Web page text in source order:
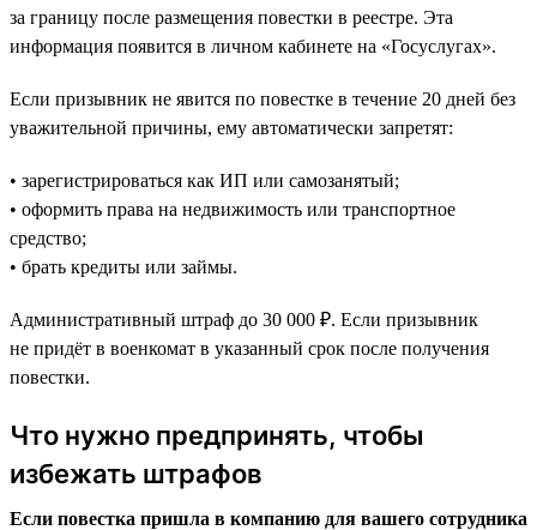
за границу после размещения повестки в реестре. Эта
информация появится в личном кабинете на «Госуслугах».
Если призывник не явится по повестке в течение 20 дней без
уважительной причины, ему автоматически запретят:
• зарегистрироваться как ИП или самозанятый;
• оформить права на недвижимость или транспортное
средство;
• брать кредиты или займы.
Административный штраф до 30 000 ₽. Если призывник
не придёт в военкомат в указанный срок после получения
повестки.
Что нужно предпринять, чтобы
избежать штрафов
Если повестка пришла в компанию для вашего сотрудника